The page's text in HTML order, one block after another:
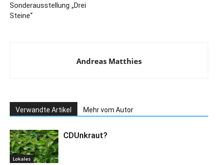
Sonderausstellung „Drei
Steine“
Andreas Matthies
Verwandte Artikel Mehr vom Autor
Lokales
CDUnkraut?